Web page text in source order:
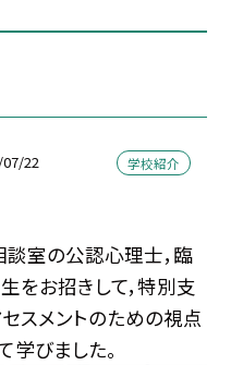
22 学校紹介
室の公認心理士，臨
をお招きして，特別支
スメントのための視点
びました。